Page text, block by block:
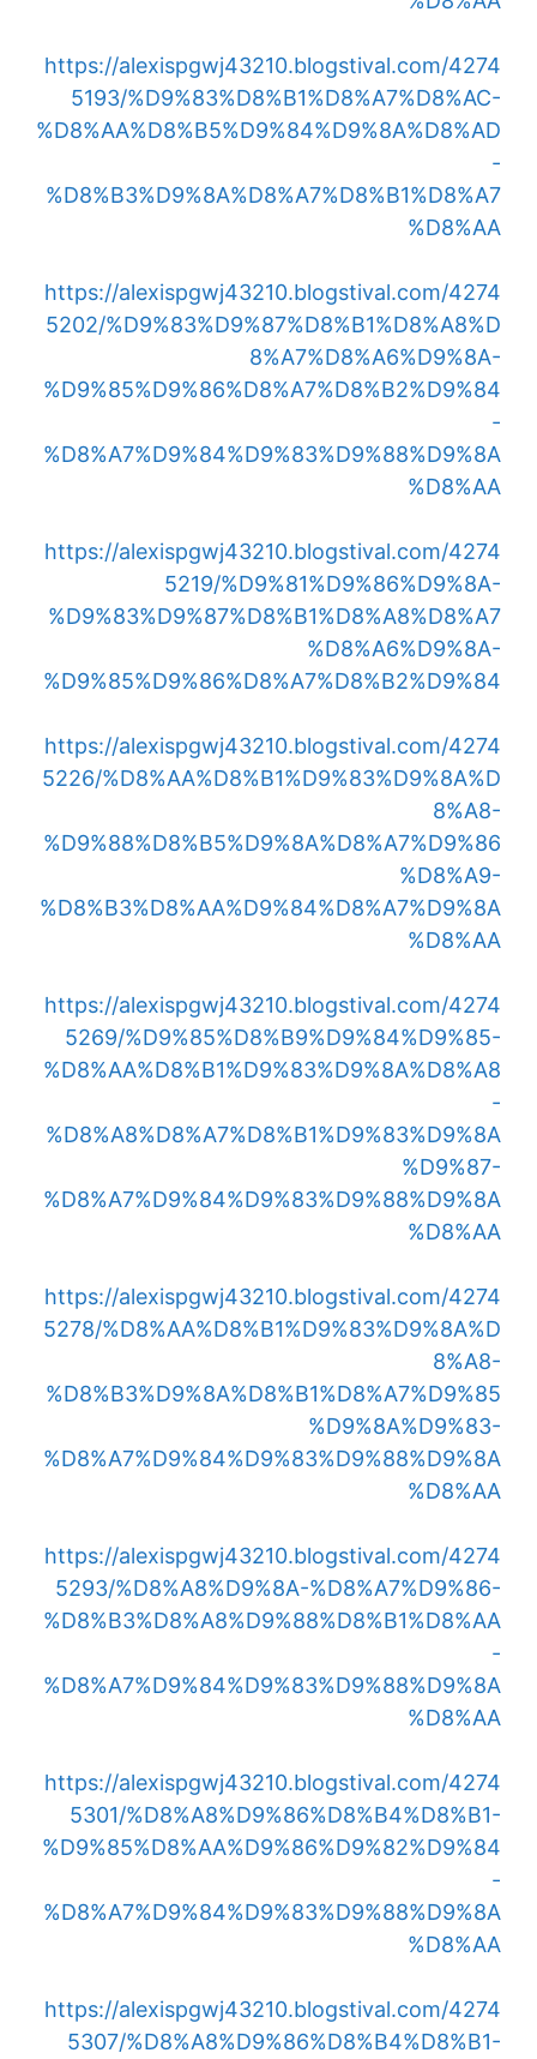
https://alexispgwj43210.blogstival.com/4274
5193/%D9%83%D8%B1%D8%A7%D8%AC-
%D8%AA%D8%B5%D9%84%D9%8A%D8%AD
-
%D8%B3%D9%8A%D8%A7%D8%B1%D8%A7
%D8%AA
https://alexispgwj43210.blogstival.com/4274
5202/%D9%83%D9%87%D8%B1%D8%A8%D
8%A7%D8%A6%D9%8A-
%D9%85%D9%86%D8%A7%D8%B2%D9%84
-
%D8%A7%D9%84%D9%83%D9%88%D9%8A
%D8%AA
https://alexispgwj43210.blogstival.com/4274
5219/%D9%81%D9%86%D9%8A-
%D9%83%D9%87%D8%B1%D8%A8%D8%A7
%D8%A6%D9%8A-
%D9%85%D9%86%D8%A7%D8%B2%D9%84
https://alexispgwj43210.blogstival.com/4274
5226/%D8%AA%D8%B1%D9%83%D9%8A%D
8%A8-
%D9%88%D8%B5%D9%8A%D8%A7%D9%86
%D8%A9-
%D8%B3%D8%AA%D9%84%D8%A7%D9%8A
%D8%AA
https://alexispgwj43210.blogstival.com/4274
5269/%D9%85%D8%B9%D9%84%D9%85-
%D8%AA%D8%B1%D9%83%D9%8A%D8%A8
-
%D8%A8%D8%A7%D8%B1%D9%83%D9%8A
%D9%87-
%D8%A7%D9%84%D9%83%D9%88%D9%8A
%D8%AA
https://alexispgwj43210.blogstival.com/4274
5278/%D8%AA%D8%B1%D9%83%D9%8A%D
8%A8-
%D8%B3%D9%8A%D8%B1%D8%A7%D9%85
%D9%8A%D9%83-
%D8%A7%D9%84%D9%83%D9%88%D9%8A
%D8%AA
https://alexispgwj43210.blogstival.com/4274
5293/%D8%A8%D9%8A-%D8%A7%D9%86-
%D8%B3%D8%A8%D9%88%D8%B1%D8%AA
-
%D8%A7%D9%84%D9%83%D9%88%D9%8A
%D8%AA
https://alexispgwj43210.blogstival.com/4274
5301/%D8%A8%D9%86%D8%B4%D8%B1-
%D9%85%D8%AA%D9%86%D9%82%D9%84
-
%D8%A7%D9%84%D9%83%D9%88%D9%8A
%D8%AA
https://alexispgwj43210.blogstival.com/4274
5307/%D8%A8%D9%86%D8%B4%D8%B1-